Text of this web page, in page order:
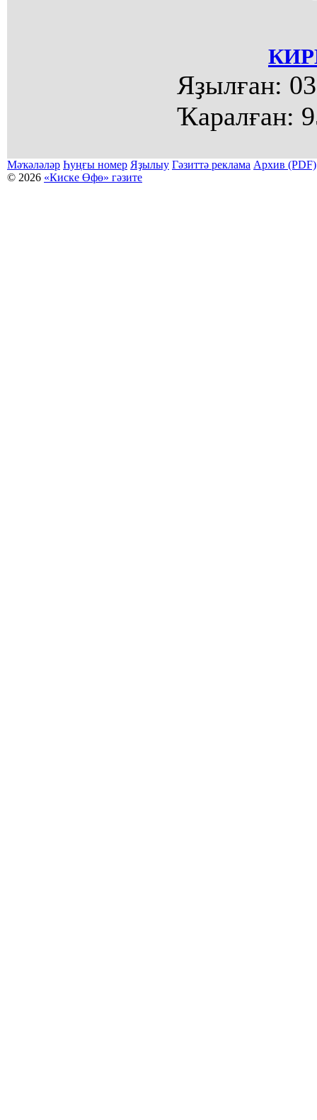
Яҙылған:
Ҡаралған:
Мәҡәләләр Һуңғы номер Яҙылыу Гәзиттә реклама Архив (PDF)
© 2026 «Киске Өфө» гәзите